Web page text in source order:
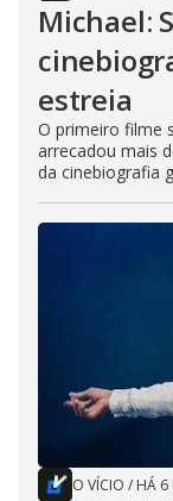
Michael:
estreia
O primeiro filme
arrecadou mais
da cinebiografia
O VÍCIO / HÁ 6